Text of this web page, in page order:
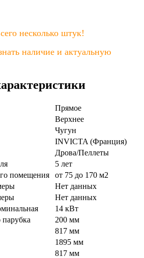
несколько штук!
наличие и актуальную
Прямое
Верхнее
Чугун
INVICTA (Франция)
Дрова/Пеллеты
5 лет
помещения
от 75 до 170 м2
Нет данных
Нет данных
14 кВт
200 мм
817 мм
1895 мм
817 мм